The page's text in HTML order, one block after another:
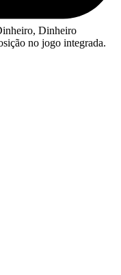
Dinheiro
no jogo integrada.